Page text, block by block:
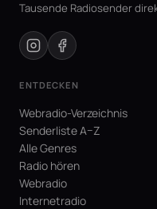
Tausende Radiosender
ENTDECKEN
Webradio-Verzeichnis
Senderliste A–Z
Alle Genres
Radio hören
Webradio
Internetradio